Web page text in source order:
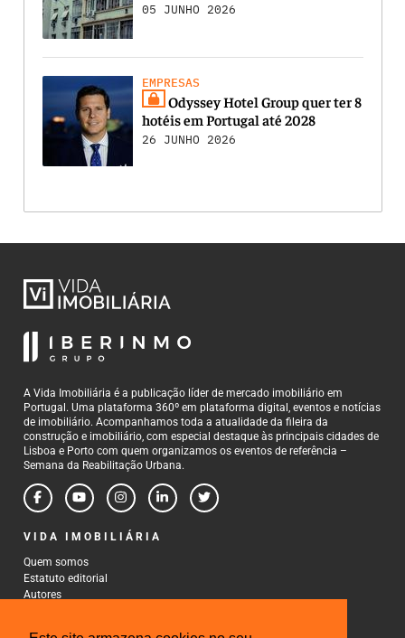
05 JUNHO 2026
EMPRESAS
Odyssey Hotel Group quer ter 8
hotéis em Portugal até 2028
26 JUNHO 2026
A Vida Imobiliária é a publicação líder de mercado imobiliário em
Portugal. Uma plataforma 360º em plataforma digital, eventos e notícias
de imobiliário. Acompanhamos toda a atualidade da fileira da
construção e imobiliário, com especial destaque às principais cidades de
Lisboa e Porto com quem organizamos os eventos de referência –
Semana da Reabilitação Urbana.
VIDA IMOBILIÁRIA
Quem somos
Estatuto editorial
Autores